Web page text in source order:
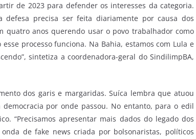
de 2023 para defender os interesses da categoria.
defesa precisa ser feita diariamente por causa dos
quatro anos querendo usar o povo trabalhador como
processo funciona. Na Bahia, estamos com Lula e
sintetiza a coordenadora-geral do SindilimpBA,
dos garis e margaridas. Suíca lembra que atuou
por onde passou. No entanto, para o edil
“Precisamos apresentar mais dados do legado dos
de fake news criada por bolsonaristas, políticos